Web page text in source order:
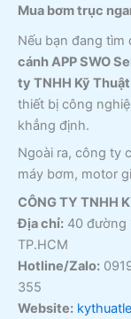
Mua bơm trục
Nếu bạn đang tìm
cánh APP SWO
ty TNHH Kỹ
thiết bị công
khẳng định.
Ngoài ra, công ty
máy bơm, motor
CÔNG TY TNHH
Địa chỉ: 40 đường
TP.HCM
Hotline/Zalo:
355
Website: